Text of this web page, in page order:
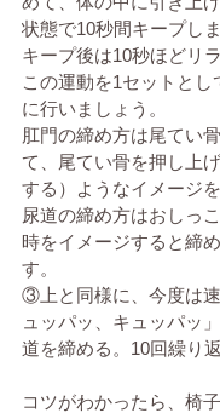
状態で10秒間キープしま
キープ後は10秒ほどリ
この運動を1セットとし
に行いましょう。
肛門の締め方は尾てい
て、尾てい骨を押し上
する）ようなイメージ
尿道の締め方はおしっ
時をイメージすると締
す。
③上と同様に、今度は
ュッパッ、キュッパッ
道を締める。10回繰り返
コツがわかったら、椅